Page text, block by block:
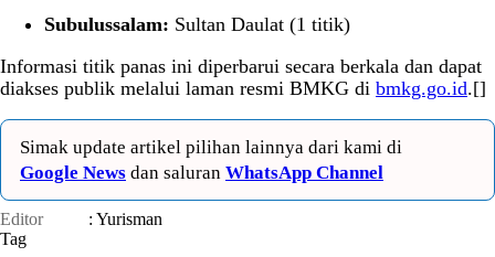
Subulussalam: Sultan Daulat (1 titik)
Informasi titik panas ini diperbarui secara berkala dan dapat
diakses publik melalui laman resmi BMKG di bmkg.go.id.[]
Simak update artikel pilihan lainnya dari kami di
Google News dan saluran WhatsApp Channel
Editor
: Yurisman
Tag